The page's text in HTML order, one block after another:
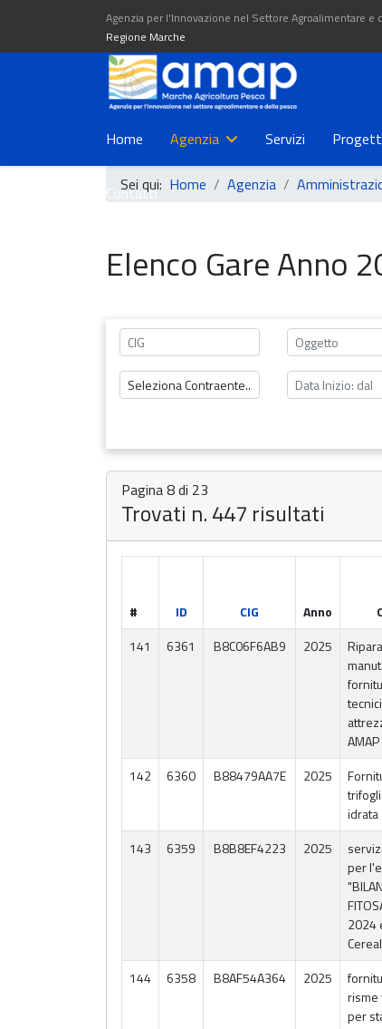
Agenzia per l'Innovazione nel Settore Agroalimentare e
Regione Marche
Home Agenzia Servizi
Contatti
Sei qui: Home Agenzia
Elenco Gare Anno
Pagina 8 di 23
Trovati n. 447 risultati
# ID CIG Anno
141
6361 B8C06F6AB9 2025
142 6360 B88479AA7E 2025
idrata
143 6359 B8B8EF4223 2025
per
2024
144 6358 B8AF54A364 2025
risme
per